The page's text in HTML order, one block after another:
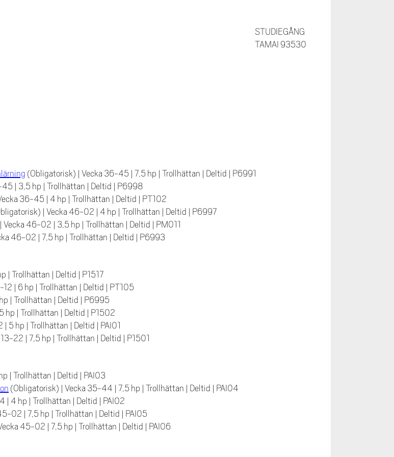
STUDIEGÅNG
TAMAI 93530
(Obligatorisk) | Vecka 36-45 | 7,5 hp | Trollhättan | Deltid | P6991
45 | 3,5 hp | Trollhättan | Deltid | P6998
36-45 | 4 hp | Trollhättan | Deltid | PT102
| Vecka 46-02 | 4 hp | Trollhättan | Deltid | P6997
| Vecka 46-02 | 3,5 hp | Trollhättan | Deltid | PM011
46-02 | 7,5 hp | Trollhättan | Deltid | P6993
| Trollhättan | Deltid | P1517
12 | 6 hp | Trollhättan | Deltid | PT105
| Trollhättan | Deltid | P6995
hp | Trollhättan | Deltid | P1502
| 5 hp | Trollhättan | Deltid | PAI01
13-22 | 7,5 hp | Trollhättan | Deltid | P1501
| Trollhättan | Deltid | PAI03
(Obligatorisk) | Vecka 35-44 | 7,5 hp | Trollhättan | Deltid | PAI04
| 4 hp | Trollhättan | Deltid | PAI02
02 | 7,5 hp | Trollhättan | Deltid | PAI05
45-02 | 7,5 hp | Trollhättan | Deltid | PAI06